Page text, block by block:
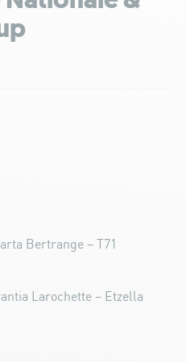
Bertrange – T71
Larochette – Etzella